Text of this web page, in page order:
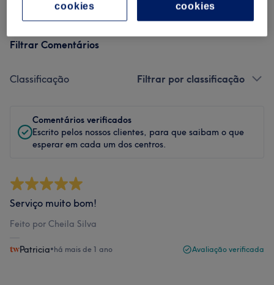
Filtrar Comentários
Classificação Filtrar por classificação
Comentários verificados
Escrito pelos nossos clientes, para que saibam o que
esperar em cada um dos centros.
Serviço muito bom!
Feito por Cheila Silva
Patricia•há mais de 1 ano Avaliação verificada
cookies
cookies